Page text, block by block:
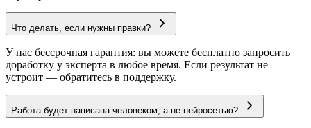
Что делать, если нужны правки?
У нас бессрочная гарантия: вы можете бесплатно запросить
доработку у эксперта в любое время. Если результат не
устроит — обратитесь в поддержку.
Работа будет написана человеком, а не нейросетью?